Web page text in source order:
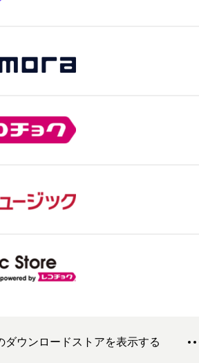
ダウンロードストアを表示する